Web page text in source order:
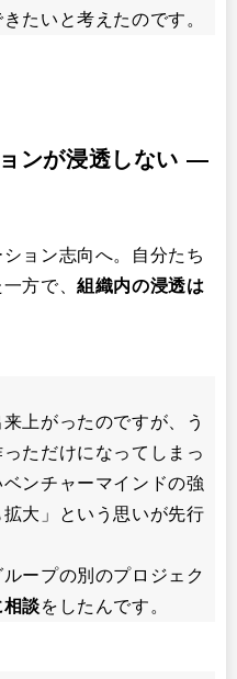
たいと考えたのです。
ンが浸透しない ―
ョン志向へ。自分たち
方で、組織内の浸透は
上がったのですが、う
ただけになってしまっ
ンチャーマインドの強
大」という思いが先行
ープの別のプロジェク
談をしたんです。